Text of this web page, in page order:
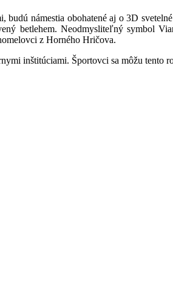
námestia obohatené aj o 3D
betlehem. Neodmysliteľný symbol
z Horného Hričova.
inštitúciami. Športovci sa môžu tento